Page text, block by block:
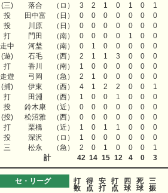
(三)
落合 （ロ） 3 2 1 0 1 0
1
投
田中富 （日） 0 0 0 0 0 0
0
投
川原 （日） 0 0 0 0 0 0
0
打
門田 （南） 0 0 0 0 1 0
0
走中
河埜 （南） 0 1 0 0 0 0
0
(遊)
石毛 （西） 2 1 1 3 0 0
0
打
香川 （南） 1 0 0 0 0 0
0
走遊
弓岡 （急） 2 1 0 0 0 0
0
(捕)
伊東 （西） 4 1 2 2 0 0
1
打
田淵 （西） 1 0 0 1 0 0
0
投
鈴木康 （近） 0 0 0 0 0 0
0
(投)
松沼雅 （西） 0 0 0 0 0 0
0
打
栗橋 （近） 1 0 1 1 0 0
0
投
深沢 （ロ） 1 0 0 0 0 0
0
三
松永 （急） 2 0 1 0 0 0
1
計
42 14 15 12 4 0 3
セ・リーグ
打
数
得
点
安
打
打
点
四
球
死
球
三
振